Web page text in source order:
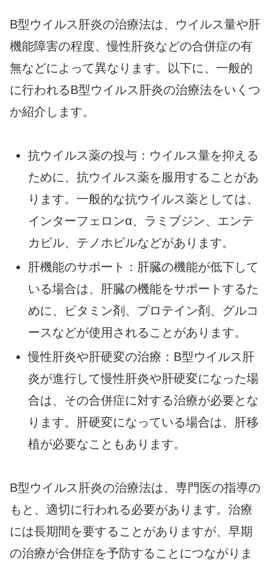
B型ウイルス肝炎の治療法は、ウイルス量や肝
機能障害の程度、慢性肝炎などの合併症の有
無などによって異なります。以下に、一般的
に行われるB型ウイルス肝炎の治療法をいくつ
か紹介します。
抗ウイルス薬の投与：ウイルス量を抑える
ために、抗ウイルス薬を服用することがあ
ります。一般的な抗ウイルス薬としては、
インターフェロンα、ラミブジン、エンテ
カビル、テノホビルなどがあります。
肝機能のサポート：肝臓の機能が低下して
いる場合は、肝臓の機能をサポートするた
めに、ビタミン剤、プロテイン剤、グルコ
ースなどが使用されることがあります。
慢性肝炎や肝硬変の治療：B型ウイルス肝
炎が進行して慢性肝炎や肝硬変になった場
合は、その合併症に対する治療が必要とな
ります。肝硬変になっている場合は、肝移
植が必要なこともあります。
B型ウイルス肝炎の治療法は、専門医の指導の
もと、適切に行われる必要があります。治療
には長期間を要することがありますが、早期
の治療が合併症を予防することにつながりま